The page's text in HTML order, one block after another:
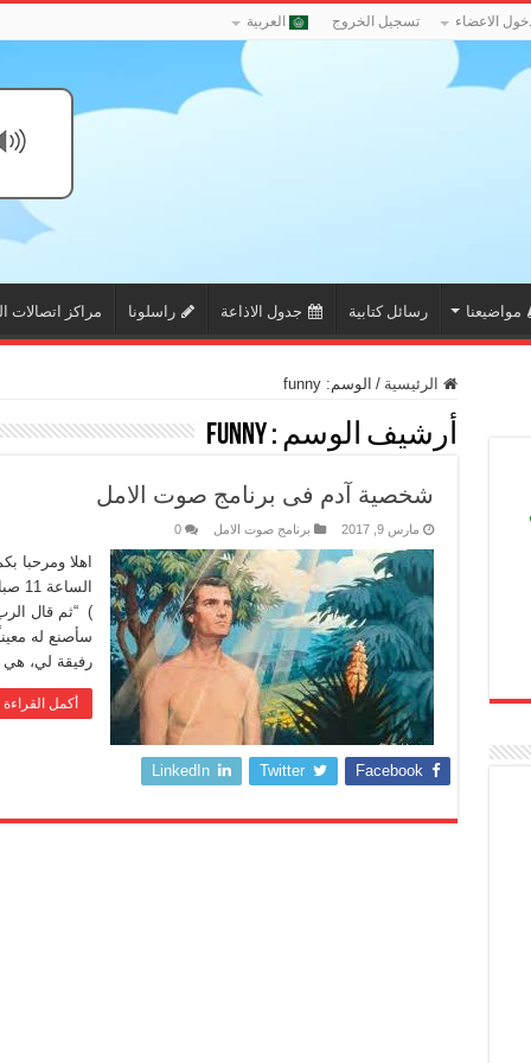
الاعضاء تسجيل الخروج العربية
مواضيعنا رسائل كتابية جدول الاذاعة راسلونا مراكز اتصالات
الرئيسية / الوسم:funny
أرشيف الوسم :funny
شخصية آدم فى برنامج صوت الامل
مارس 9, 2017 برنامج صوت الامل 0
اهلا ومرحبا
) “ثم قال
رفيقة لي،
أكمل
Facebook
Twitter
LinkedIn